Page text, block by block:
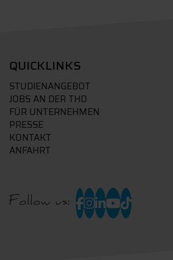
QUICKLINKS
STUDIENANGEBOT
JOBS AN DER THD
FÜR UNTERNEHMEN
PRESSE
KONTAKT
ANFAHRT
Follow us: